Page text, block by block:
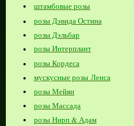
штамбовые розы
розы Дэвида Остина
розы Дэльбар
розы Интерплант
розы Кордеса
мускусные розы Ленса
розы Мейян
розы Массада
розы Нирп & Адам